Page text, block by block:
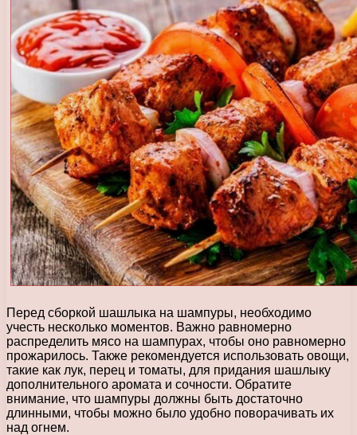
Перед сборкой шашлыка на шампуры, необходимо
учесть несколько моментов. Важно равномерно
распределить мясо на шампурах, чтобы оно равномерно
прожарилось. Также рекомендуется использовать овощи,
такие как лук, перец и томаты, для придания шашлыку
дополнительного аромата и сочности. Обратите
внимание, что шампуры должны быть достаточно
длинными, чтобы можно было удобно поворачивать их
над огнем.